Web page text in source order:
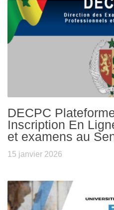
DECPC
Inscription En
et examens au
15 janvier 2026